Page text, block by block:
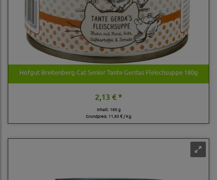
Hofgut Breitenberg Cat Senior Tante Gerdas Fleischsuppe 180g
2,13 € *
Inhalt: 180 g
Grundpreis: 11,83 € / Kg